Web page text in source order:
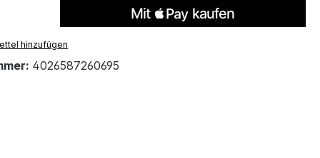
hinzufügen
4026587260695